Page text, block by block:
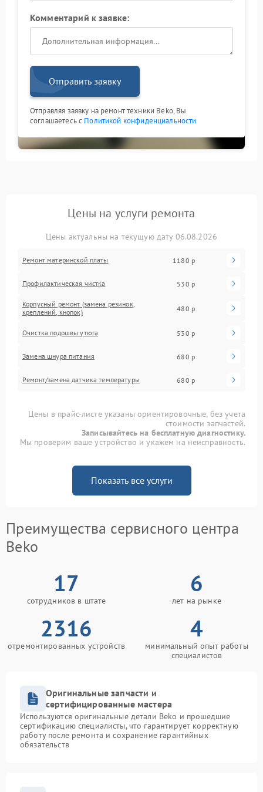
Комментарий к заявке:
Отправить заявку
Отправляя заявку на ремонт техники Beko, Вы
соглашаетесь с Политикой конфиденциальности
Цены на услуги ремонта
Цены актуальны на текущую дату 06.08.2026
Ремонт материнской платы 1180 р
Профилактическая чистка 530 р
Корпусный ремонт (замена резинок,
креплений, кнопок)
480 р
Очистка подошвы утюга 530 р
Замена шнура питания 680 р
Ремонт/замена датчика температуры 680 р
Цены в прайс-листе указаны ориентировочные, без учета
стоимости запчастей.
Записывайтесь на бесплатную диагностику.
Мы проверим ваше устройство и укажем на неисправность.
Показать все услуги
Преимущества сервисного центра
Beko
17
сотрудников в штате
6
лет на рынке
2316
отремонтированных устройств
4
минимальный опыт работы
специалистов
Оригинальные запчасти и
сертифицированные мастера
Используются оригинальные детали Beko и прошедшие
сертификацию специалисты, что гарантирует корректную
работу после ремонта и сохранение гарантийных
обязательств